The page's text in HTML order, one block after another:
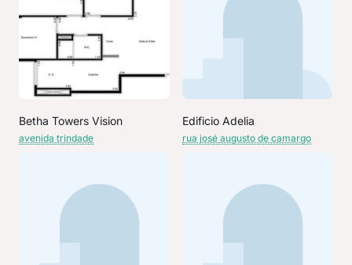
Betha Towers Vision
avenida trindade
Edificio Adelia
rua josé augusto de camargo